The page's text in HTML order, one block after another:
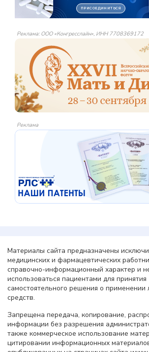
Реклама: ООО «Конгресслайн», ИНН 7708369172
Реклама
Материалы сайта предназначены
медицинских и фармацевтических
справочно-информационный характер и
использоваться пациентами для принятия
самостоятельного решения о применении
средств.
Запрещена передача, копирование,
информации без разрешения
также коммерческое использование
цитировании информационных